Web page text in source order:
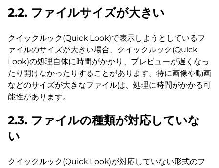
2.2. ファイルサイズが大きい
クイックルック(Quick Look)で表示しようとしているフ
ァイルのサイズが大きい場合、クイックルック(Quick
Look)の処理自体に時間がかかり、プレビューが遅くなっ
たり開けなかったりすることがあります。特に画像や動画
などのサイズが大きなファイルは、処理に時間がかかる可
能性があります。
2.3. ファイルの種類が対応していな
い
クイックルック(Quick Look)が対応していない形式のフ